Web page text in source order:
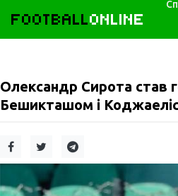
FOOTBALLONLINE
Олександр Сирота став
Бешикташом і